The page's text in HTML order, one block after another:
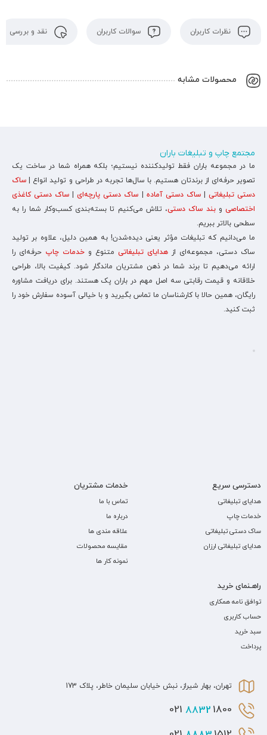
نظرات کاربران سوالات کاربران نقد و بررسی
محصولات مشابه
مجتمع چاپ و تبلیغات باران
ما در مجموعه باران فقط تولیدکننده نیستیم؛ بلکه همراه شما در ساخت یک
تصویر حرفه‌ای از برندتان هستیم. با سال‌ها تجربه در طراحی و تولید انواع | ساک
دستی تبلیغاتی |ساک دستی آماده ساک دستی پارچه‌ای| ساک دستی کاغذی
اختصاصی وبند ساک دستی، تلاش می‌کنیم تا بسته‌بندی کسب‌وکار شما را به
سطحی بالاتر ببریم.
ما می‌دانیم که تبلیغات مؤثر یعنی دیده‌شدن! به همین دلیل، علاوه بر تولید
ساک دستی، مجموعه‌ای از هدایای تبلیغاتی متنوع و خدمات چاپ حرفه‌ای را
ارائه می‌دهیم تا برند شما در ذهن مشتریان ماندگار شود. کیفیت بالا، طراحی
خلاقانه و قیمت رقابتی سه اصل مهم در باران پک هستند. برای دریافت مشاوره
رایگان، همین حالا با کارشناسان ما تماس بگیرید و با خیالی آسوده سفارش خود را
ثبت کنید.
دسترسی سریع
هدایای تبلیغاتی
خدمات چاپ
ساک دستی تبلیغاتی
هدایای تبلیغاتی ارزان
خدمات مشتریان
تماس با ما
درباره ما
علاقه مندی ها
مقایسه محصولات
نمونه کار ها
راهـنمای خرید
توافق نامه همکاری
حساب کاربری
سبد خرید
پرداخت
تهران، بهار شیراز، نبش خیابان سلیمان خاطر، پلاک 173
8832 1800 021